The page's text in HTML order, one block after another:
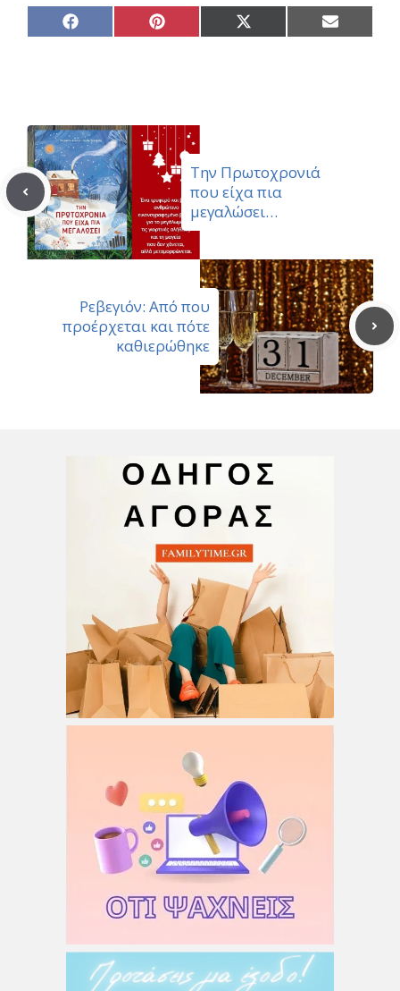
Share
on
Share
on
Share
on
Share
on
Την Πρωτοχρονιά
που είχα πια
μεγαλώσει…
Ρεβεγιόν: Από που
προέρχεται και πότε
καθιερώθηκε